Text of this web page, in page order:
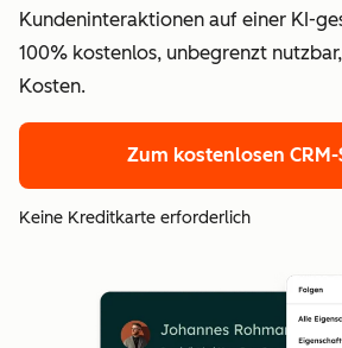
Kundeninteraktionen auf einer KI-
100% kostenlos, unbegrenzt
Kosten.
Zum kostenlosen
Keine Kreditkarte erforderlich